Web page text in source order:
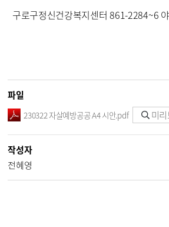
구로구정신건강복지센터 861-2284~6
파일
230322 자살예방공공 A4 시안.pdf 미리
작성자
전혜영